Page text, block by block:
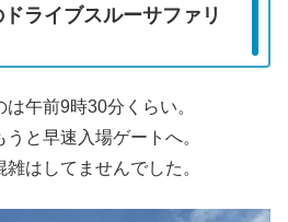
ライブスルーサファリ
午前9時30分くらい。
と早速入場ゲートへ。
はしてませんでした。